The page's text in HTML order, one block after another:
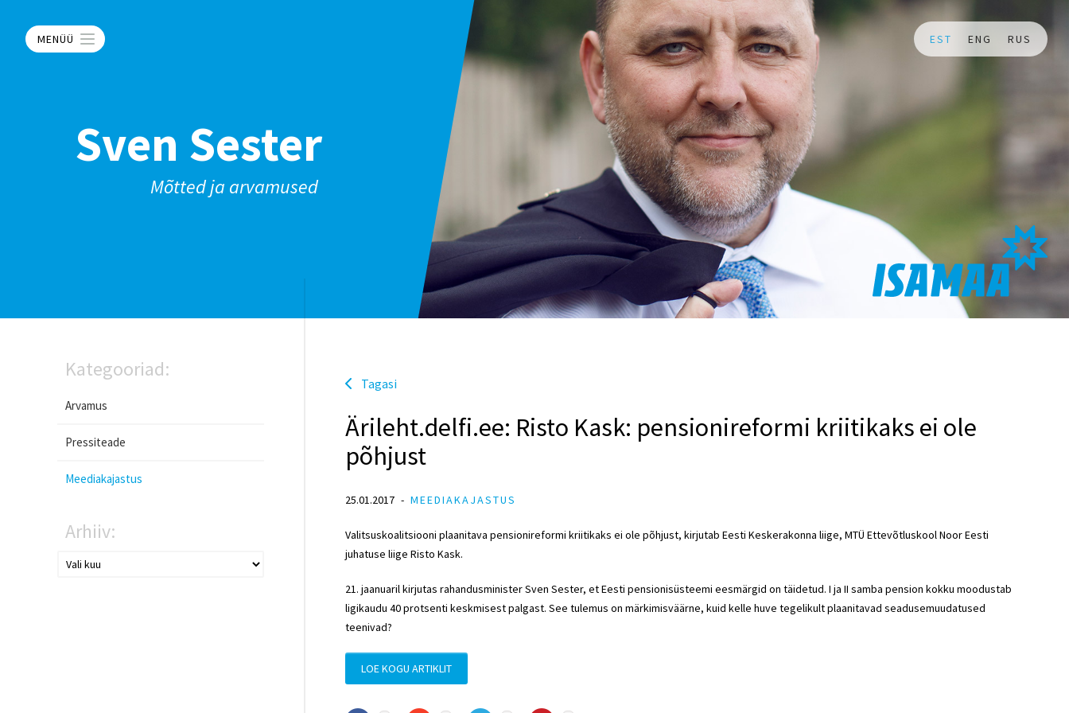
MENÜÜ EST ENG RUS
Sven Sester
Mõtted ja arvamused
Kategooriad:
Arvamus
Pressiteade
Meediakajastus
Arhiiv:
Tagasi
Ärileht.delfi.ee: Risto Kask: pensionireformi kriitikaks ei ole
põhjust
25.01.2017 MEEDIAKAJASTUS
Valitsuskoalitsiooni plaanitava pensionireformi kriitikaks ei ole põhjust, kirjutab Eesti Keskerakonna liige, MTÜ Ettevõtluskool Noor Eesti
juhatuse liige Risto Kask.
21. jaanuaril kirjutas rahandusminister Sven Sester, et Eesti pensionisüsteemi eesmärgid on täidetud. I ja II samba pension kokku moodustab
ligikaudu 40 protsenti keskmisest palgast. See tulemus on märkimisväärne, kuid kelle huve tegelikult plaanitavad seadusemuudatused
teenivad?
LOE KOGU ARTIKLIT